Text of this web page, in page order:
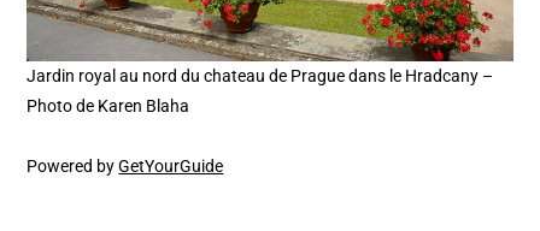
Jardin royal au nord du chateau de Prague dans le Hradcany –
Photo de Karen Blaha
Powered byGetYourGuide